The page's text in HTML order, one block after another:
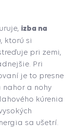
izba na
ktorú si
pri zemi,
Pri
je to presne
nahor a nohy
kúrenia
sa ušetrí.